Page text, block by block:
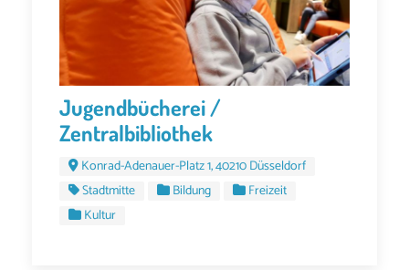
Jugendbücherei /
Zentralbibliothek
Konrad-Adenauer-Platz 1, 40210 Düsseldorf
Stadtmitte
Bildung
Freizeit
Kultur